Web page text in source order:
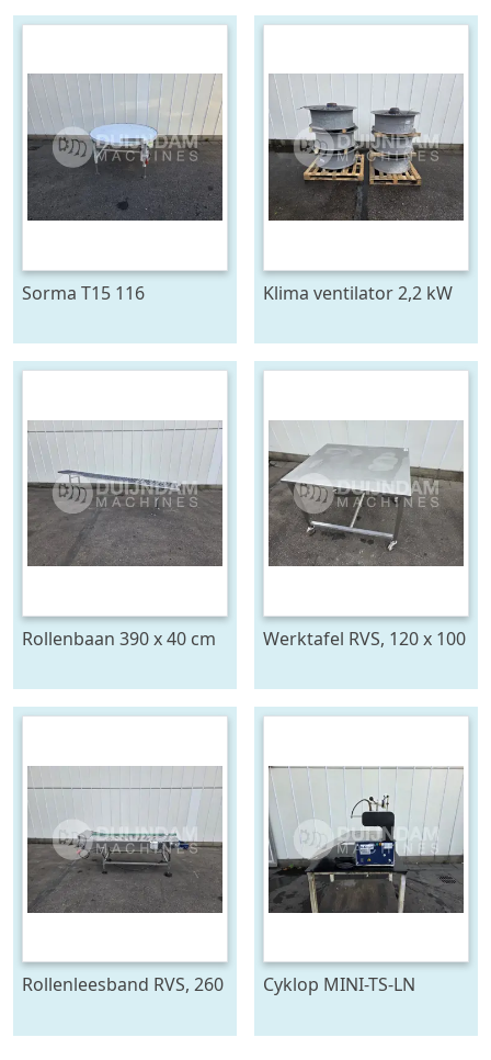
Sorma T15 116
Klima ventilator 2,2 kW
Rollenbaan 390 x 40 cm
Werktafel RVS, 120 x 100
Rollenleesband RVS, 260
Cyklop MINI-TS-LN